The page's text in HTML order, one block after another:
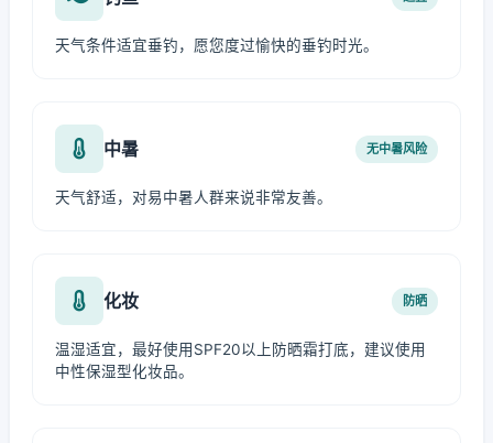
天气条件适宜垂钓，愿您度过愉快的垂钓时光。
中暑 无中暑风险
天气舒适，对易中暑人群来说非常友善。
化妆 防晒
温湿适宜，最好使用SPF20以上防晒霜打底，建议使用
中性保湿型化妆品。